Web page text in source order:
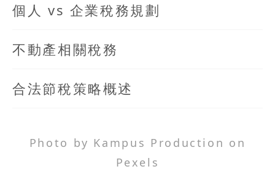
個人 vs 企業稅務規劃
不動產相關稅務
合法節稅策略概述
Photo by Kampus Production on
Pexels